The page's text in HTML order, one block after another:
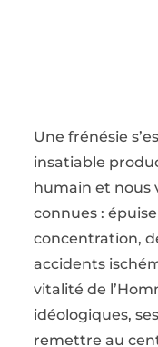
Une frénésie
insatiable
humain et nous
connues :
concentration,
accidents
vitalité de
idéologiques,
remettre au